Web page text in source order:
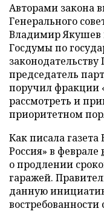
Авторами закона
Генерального
Владимир Якушев
Госдумы по
председатель
поручил фракции
рассмотреть и
приоритетном
Как писала
Россия» в феврале
о продлении
гаражей.
данную